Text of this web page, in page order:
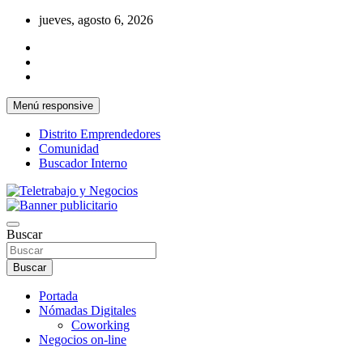
Saltar
contenido
jueves, agosto 6, 2026
Menú responsive
Distrito Emprendedores
Comunidad
Buscador Interno
Teletrabajo y Negocios
Buscar
Buscar
Portada
Nómadas Digitales
Coworking
Negocios on-line